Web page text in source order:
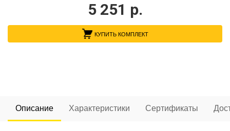
5 251 р.
КУПИТЬ КОМПЛЕКТ
Описание Характеристики Сертификаты